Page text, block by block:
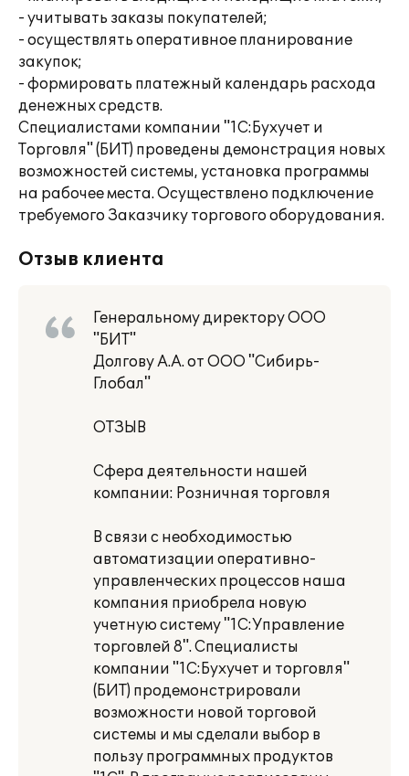
- учитывать заказы покупателей;
- осуществлять оперативное планирование
закупок;
- формировать платежный календарь расхода
денежных средств.
Специалистами компании "1С:Бухучет и
Торговля" (БИТ) проведены демонстрация новых
возможностей системы, установка программы
на рабочее места. Осуществлено подключение
требуемого Заказчику торгового оборудования.
Отзыв клиента
Генеральному директору ООО
"БИТ"
Долгову А.А. от ООО "Сибирь-
Глобал"
ОТЗЫВ
Сфера деятельности нашей
компании: Розничная торговля
В связи с необходимостью
автоматизации оперативно-
управленческих процессов наша
компания приобрела новую
учетную систему "1С:Управление
торговлей 8". Специалисты
компании "1С:Бухучет и торговля"
(БИТ) продемонстрировали
возможности новой торговой
системы и мы сделали выбор в
пользу программных продуктов